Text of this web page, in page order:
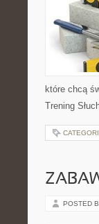
które chcą
Trening
POSTED